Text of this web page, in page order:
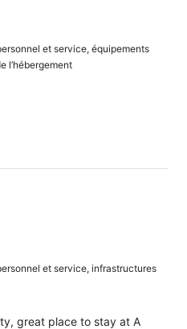
et service, équipements
l’hébergement
et service, infrastructures
great place to stay at A